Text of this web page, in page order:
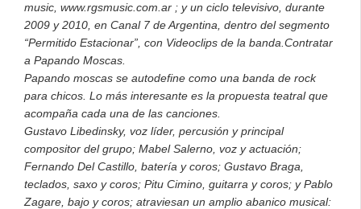
music, www.rgsmusic.com.ar ; y un ciclo televisivo, durante
2009 y 2010, en Canal 7 de Argentina, dentro del segmento
“Permitido Estacionar”, con Videoclips de la banda.Contratar
a Papando Moscas.
Papando moscas se autodefine como una banda de rock
para chicos. Lo más interesante es la propuesta teatral que
acompaña cada una de las canciones.
Gustavo Libedinsky, voz líder, percusión y principal
compositor del grupo; Mabel Salerno, voz y actuación;
Fernando Del Castillo, batería y coros; Gustavo Braga,
teclados, saxo y coros; Pitu Cimino, guitarra y coros; y Pablo
Zagare, bajo y coros; atraviesan un amplio abanico musical: